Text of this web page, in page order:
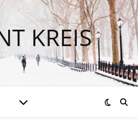
KREIS